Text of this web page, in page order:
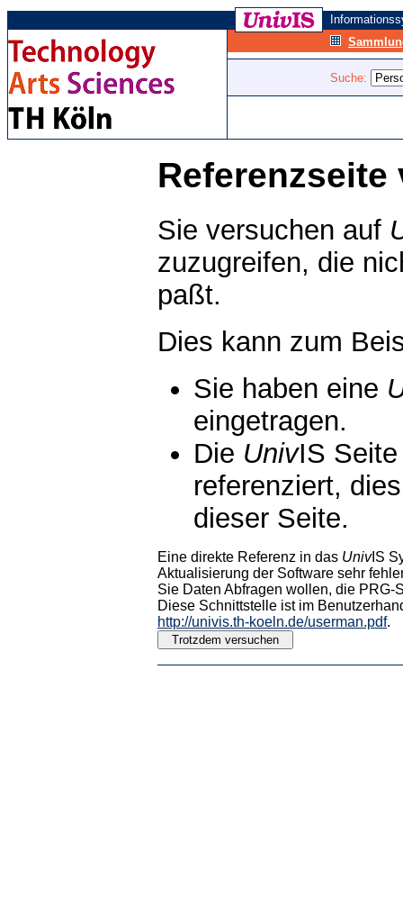
Suche:
Referenzseite
Sie versuchen auf
zuzugreifen, die
paßt.
Dies kann zum
Sie haben eine
eingetragen.
Die UnivIS
referenziert,
dieser Seite.
Eine direkte Referenz in das UnivIS
Aktualisierung der Software sehr
Sie Daten Abfragen wollen, die PRG-
Diese Schnittstelle ist im
http://univis.th-koeln.de/userman.pdf.